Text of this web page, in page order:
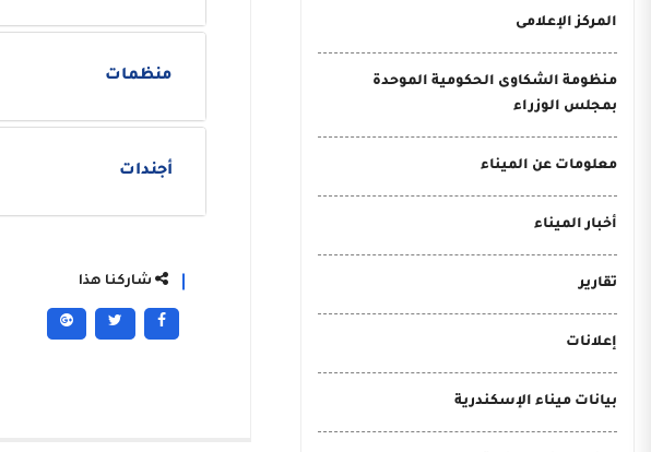
المركز الإعلامى
منظومة الشكاوى الحكومية الموحدة
بمجلس الوزراء
معلومات عن الميناء
أخبار الميناء
تقارير
إعلانات
بيانات ميناء الإسكندرية
منظمات
أجندات
شاركنا هذا